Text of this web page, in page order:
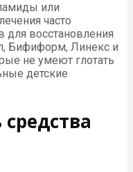
или
часто
для восстановления
Бифиформ, Линекс и
не умеют глотать
детские